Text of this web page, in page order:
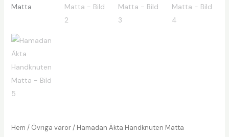
Hem / Övriga varor/ Hamadan Äkta Handknuten Matta